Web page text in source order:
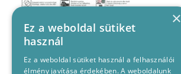
×
Ez a weboldal sütiket
használ
Ez a weboldal sütiket használ a felhasználói
élmény javítása érdekében. A weboldalunk